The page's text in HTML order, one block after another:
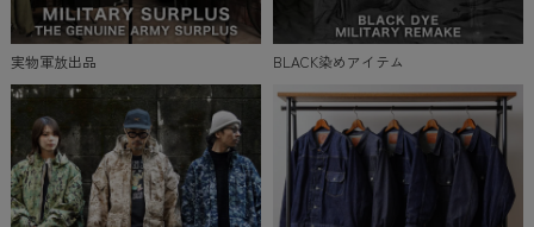
実物軍放出品 BLACK染めアイテム